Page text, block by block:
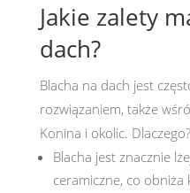
Jakie zalety
dach?
Blacha na dach jest
rozwiązaniem, także
Konina i okolic. Dlaczego?
Blacha jest znacznie
ceramiczne, co